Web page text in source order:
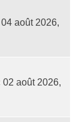
04 août 2026,
02 août 2026,